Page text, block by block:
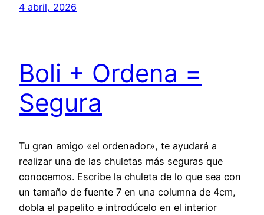
4 abril, 2026
Boli + Ordena =
Segura
Tu gran amigo «el ordenador», te ayudará a
realizar una de las chuletas más seguras que
conocemos. Escribe la chuleta de lo que sea con
un tamaño de fuente 7 en una columna de 4cm,
dobla el papelito e introdúcelo en el interior